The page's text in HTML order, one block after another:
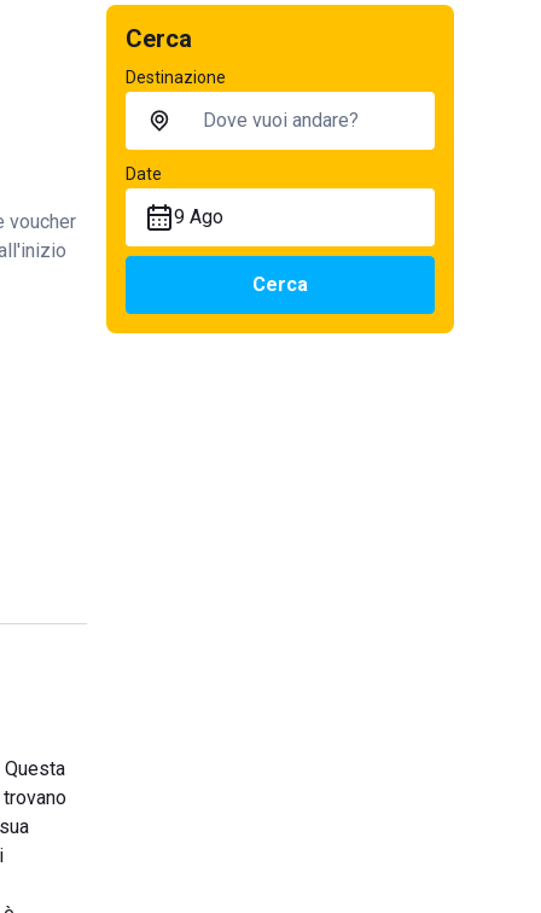
voucher
Cerca
Destinazione
Date
9 Ago
Cerca